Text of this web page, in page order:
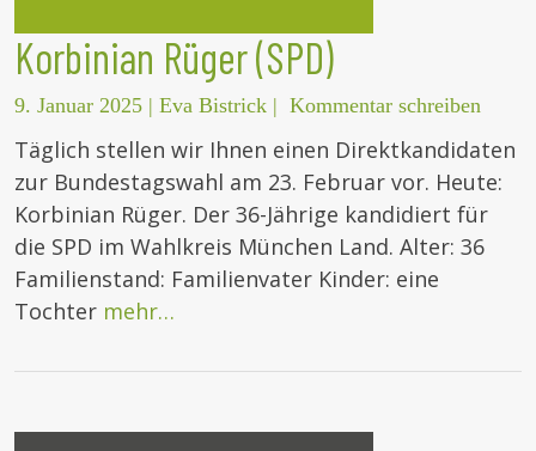
Korbinian Rüger (SPD)
9. Januar 2025 | Eva Bistrick | Kommentar schreiben
Täglich stellen wir Ihnen einen Direktkandidaten
zur Bundestagswahl am 23. Februar vor. Heute:
Korbinian Rüger. Der 36-Jährige kandidiert für
die SPD im Wahlkreis München Land. Alter: 36
Familienstand: Familienvater Kinder: eine
Tochter mehr…